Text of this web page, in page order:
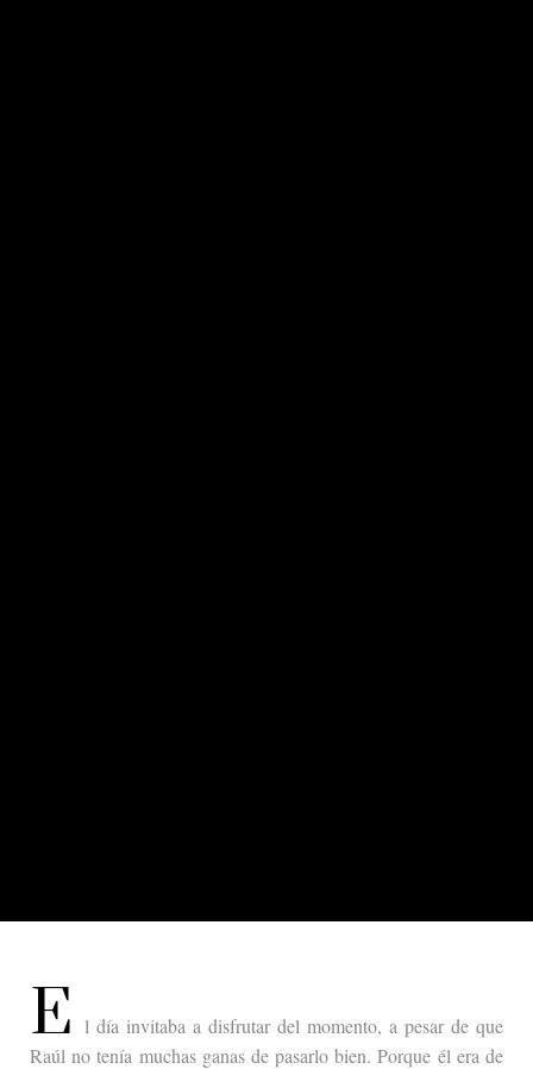
E l día invitaba a disfrutar del momento, a pesar de que
Raúl no tenía muchas ganas de pasarlo bien. Porque él era de